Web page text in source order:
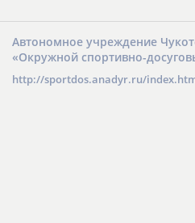
Автономное учреждение
«Окружной спортивно-
http://sportdos.anadyr.ru/